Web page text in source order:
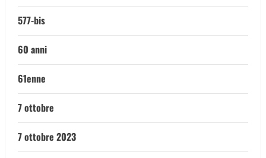
577-bis
60 anni
61enne
7 ottobre
7 ottobre 2023